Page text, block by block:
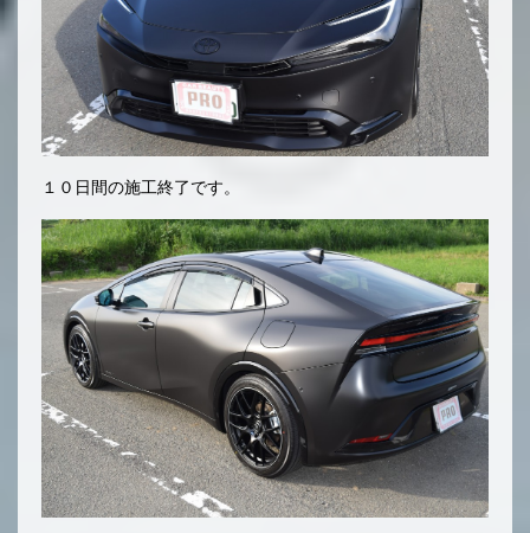
１０日間の施工終了です。